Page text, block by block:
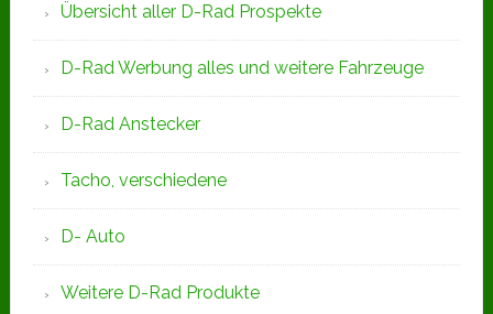
Übersicht aller D-Rad Prospekte
D-Rad Werbung alles und weitere Fahrzeuge
D-Rad Anstecker
Tacho, verschiedene
D- Auto
Weitere D-Rad Produkte